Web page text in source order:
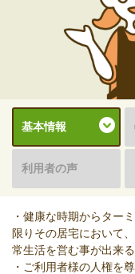
基本情報
利用者の声
・健康な時期からター
限りその居宅において
常生活を営む事が出来
・ご利用者様の人権を